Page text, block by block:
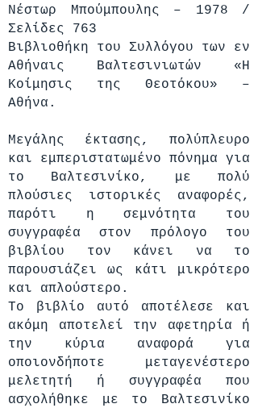
Νέστωρ Μπούμπουλης – 1978 /
Σελίδες 763
Βιβλιοθήκη του Συλλόγου των εν
Αθήναις Βαλτεσινιωτών «Η
Κοίμησις της Θεοτόκου» –
Αθήνα.
Μεγάλης έκτασης, πολύπλευρο
και εμπεριστατωμένο πόνημα για
το Βαλτεσινίκο, με πολύ
πλούσιες ιστορικές αναφορές,
παρότι η σεμνότητα του
συγγραφέα στον πρόλογο του
βιβλίου τον κάνει να το
παρουσιάζει ως κάτι μικρότερο
και απλούστερο.
Το βιβλίο αυτό αποτέλεσε και
ακόμη αποτελεί την αφετηρία ή
την κύρια αναφορά για
οποιονδήποτε μεταγενέστερο
μελετητή ή συγγραφέα που
ασχολήθηκε με το Βαλτεσινίκο